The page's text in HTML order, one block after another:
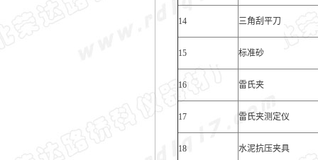
14 三角刮平刀
15 标准砂
16 雷氏夹
17 雷氏夹测定仪
18 水泥抗压夹具